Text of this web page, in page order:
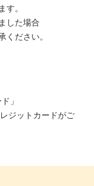
す。
した場合
ください。
」
ジットカードがご